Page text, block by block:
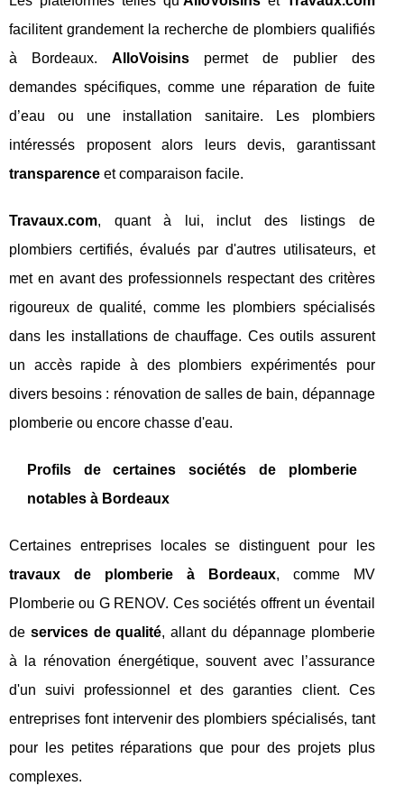
facilitent grandement la recherche de plombiers qualifiés
à Bordeaux. AlloVoisinspermet de publier des
demandes spécifiques, comme une réparation de fuite
d’eau ou une installation sanitaire. Les plombiers
intéressés proposent alors leurs devis, garantissant
transparence et comparaison facile.
Travaux.com, quant à lui, inclut des listings de
plombiers certifiés, évalués par d'autres utilisateurs, et
met en avant des professionnels respectant des critères
rigoureux de qualité, comme les plombiers spécialisés
dans les installations de chauffage. Ces outils assurent
un accès rapide à des plombiers expérimentés pour
divers besoins : rénovation de salles de bain, dépannage
plomberie ou encore chasse d'eau.
Profils de certaines sociétés de plomberie
notables à Bordeaux
Certaines entreprises locales se distinguent pour les
travaux de plomberie à Bordeaux, comme MV
Plomberie ou G RENOV. Ces sociétés offrent un éventail
de services de qualité, allant du dépannage plomberie
à la rénovation énergétique, souvent avec l’assurance
d'un suivi professionnel et des garanties client. Ces
entreprises font intervenir des plombiers spécialisés, tant
pour les petites réparations que pour des projets plus
complexes.